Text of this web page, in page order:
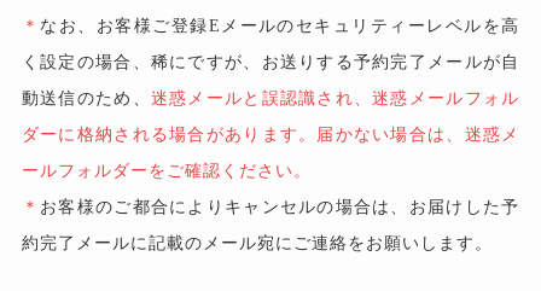
＊ なお、お客様ご登録Eメールのセキュリティーレベルを高
く設定の場合、稀にですが、お送りする予約完了メールが自
動送信のため、 迷惑メールと誤認識され、迷惑メールフォル
ダーに格納される場合があります。届かない場合は、迷惑メ
ールフォルダーをご確認ください。
＊ お客様のご都合によりキャンセルの場合は、お届けした予
約完了メールに記載のメール宛にご連絡をお願いします。